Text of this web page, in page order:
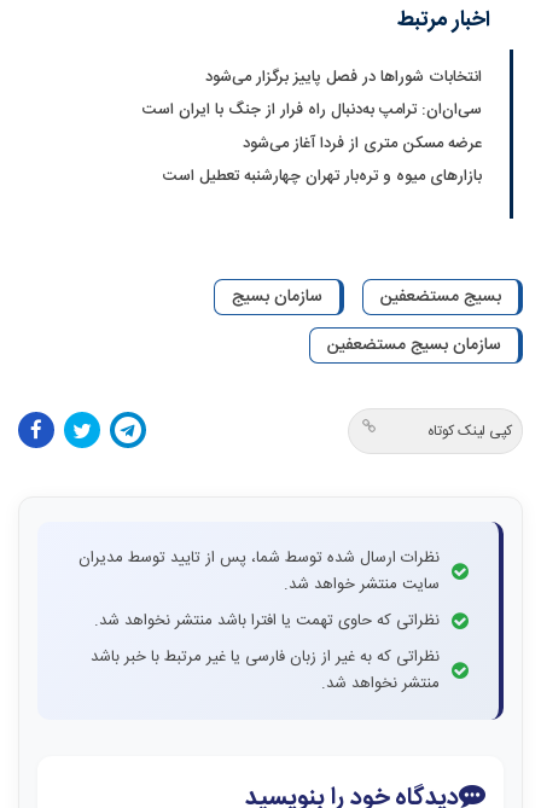
اخبار مرتبط
انتخابات شوراها در فصل پاییز برگزار می‌شود
سی‌ان‌ان: ترامپ به‌دنبال راه فرار از جنگ با ایران است
عرضه مسکن متری از فردا آغاز می‌شود
بازارهای میوه و تره‌بار تهران چهارشنبه تعطیل است
بسیج مستضعفین
سازمان بسیج
سازمان بسیج مستضعفین
کپی لینک کوتاه
نظرات ارسال شده توسط شما، پس از تایید توسط مدیران
سایت منتشر خواهد شد.
نظراتی که حاوی تهمت یا افترا باشد منتشر نخواهد شد.
نظراتی که به غیر از زبان فارسی یا غیر مرتبط با خبر باشد
منتشر نخواهد شد.
دیدگاه خود را بنویسید